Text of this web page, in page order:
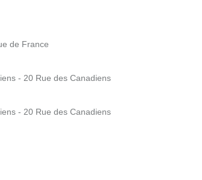
de France
- 20 Rue des Canadiens
- 20 Rue des Canadiens